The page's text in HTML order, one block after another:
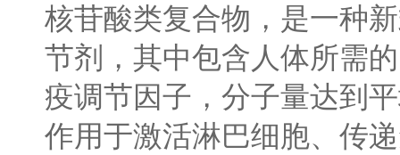
核苷酸类复合物，是一种
节剂，其中包含人体所需的
疫调节因子，分子量达到
作用于激活淋巴细胞、传